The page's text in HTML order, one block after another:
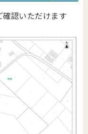
認いただけます